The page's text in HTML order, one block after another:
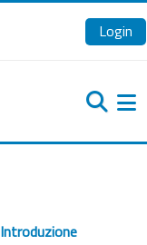
Login
Introduzione